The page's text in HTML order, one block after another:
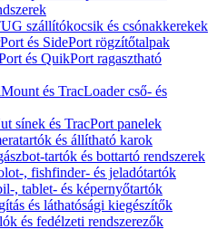
szállítókocsik és csónakkerekek
és SidePort rögzítőtalpak
és QuikPort ragasztható
és TracLoader cső- és
és TracPort panelek
és állítható karok
tartók és bottartó rendszerek
, fishfinder- és jeladótartók
tablet- és képernyőtartók
és láthatósági kiegészítők
és fedélzeti rendszerezők